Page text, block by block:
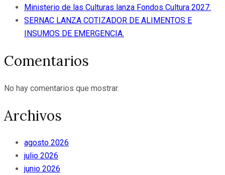
Ministerio de las Culturas lanza Fondos Cultura 2027.
SERNAC LANZA COTIZADOR DE ALIMENTOS E
INSUMOS DE EMERGENCIA.
Comentarios
No hay comentarios que mostrar.
Archivos
agosto 2026
julio 2026
junio 2026